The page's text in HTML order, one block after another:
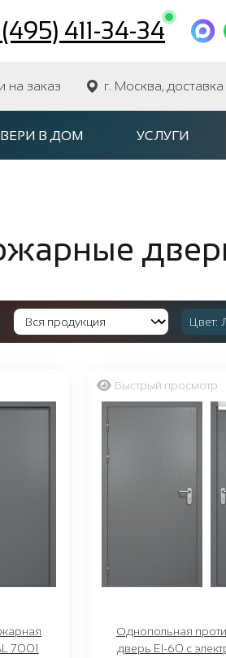
(495) 411-34-34
на заказ г. Москва,
В ДОМ УСЛУГИ
Цвет:
7001
Быстрый просмотр
Однопольная
дверь EI-60 с